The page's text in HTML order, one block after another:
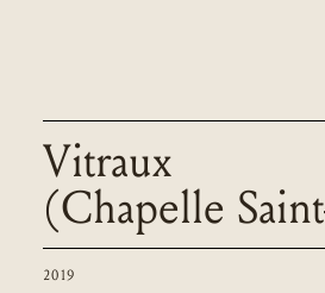
Vitraux
(Chapelle
2019